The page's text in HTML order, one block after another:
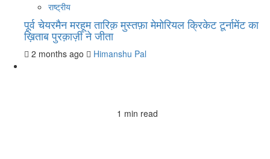
राष्ट्रीय
पूर्व चेयरमैन मरहूम तारिक़ मुस्तफ़ा मेमोरियल क्रिकेट टूर्नामेंट का
ख़िताब पुरक़ाज़ी ने जीता
2 months ago Himanshu Pal
1 min read